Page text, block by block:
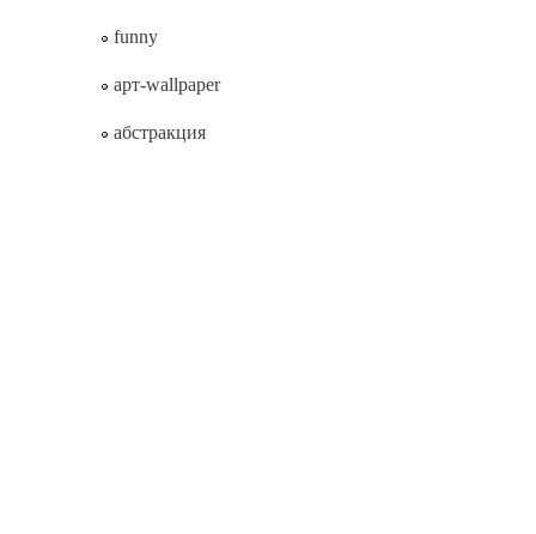
funny
арт-wallpaper
абстракция